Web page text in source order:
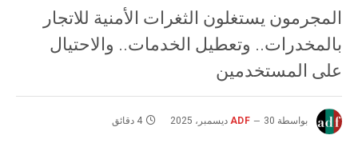
المجرمون يستغلون الثغرات الأمنية للاتجار
بالمخدرات.. وتعطيل الخدمات.. والاحتيال
على المستخدمين
بواسطة ADF 30 ديسمبر، 2025 4 دقائق